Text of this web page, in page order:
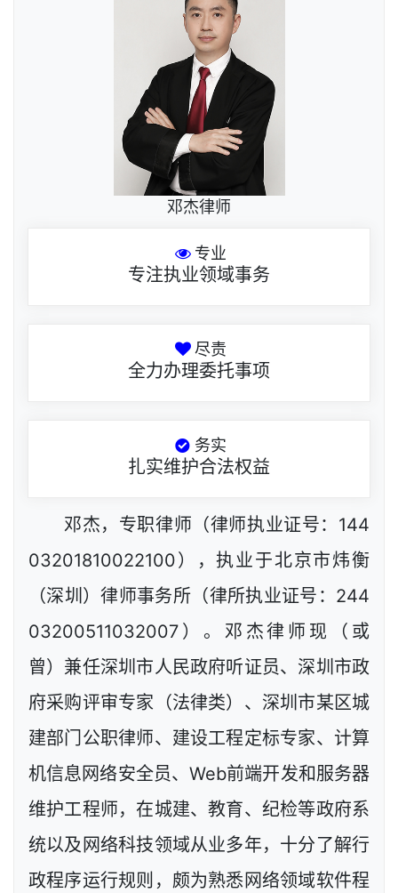
邓杰律师
专业
专注执业领域事务
尽责
全力办理委托事项
务实
扎实维护合法权益
邓杰，专职律师（律师执业证号：144
03201810022100），执业于北京市炜衡
（深圳）律师事务所（律所执业证号：244
03200511032007）。邓杰律师现（或
曾）兼任深圳市人民政府听证员、深圳市政
府采购评审专家（法律类）、深圳市某区城
建部门公职律师、建设工程定标专家、计算
机信息网络安全员、Web前端开发和服务器
维护工程师，在城建、教育、纪检等政府系
统以及网络科技领域从业多年，十分了解行
政程序运行规则，颇为熟悉网络领域软件程